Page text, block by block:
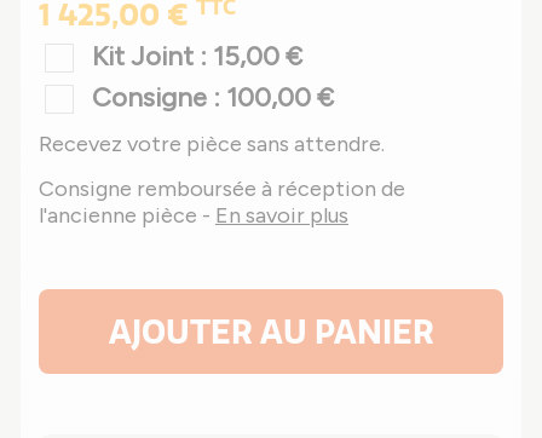
1 425,00 € TTC
Kit Joint : 15,00 €
Consigne : 100,00 €
Recevez votre pièce sans attendre.
Consigne remboursée à réception de
l'ancienne pièce - En savoir plus
AJOUTER AU PANIER